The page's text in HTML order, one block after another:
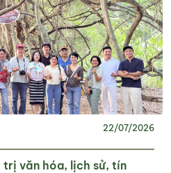
22/07/2026
trị văn hóa, lịch sử, tín